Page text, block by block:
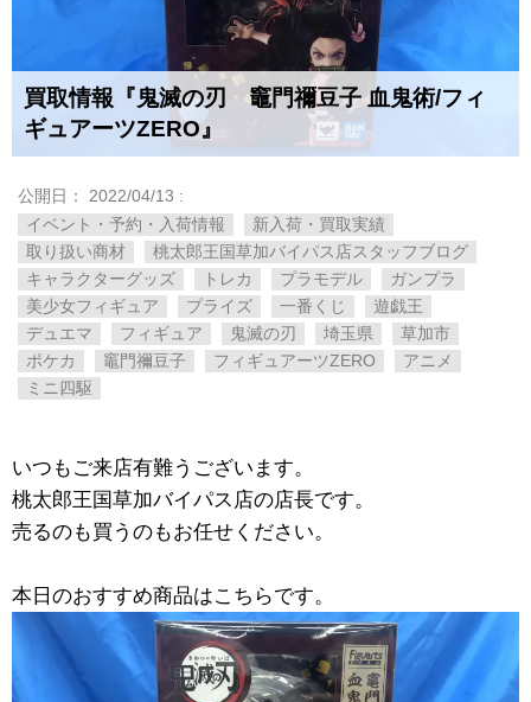
買取情報『鬼滅の刃 竈門禰豆子 ​血鬼術/フィ
ギュアーツZERO』
公開日： 2022/04/13 :
イベント・予約・入荷情報
新入荷・買取実績
取り扱い商材
桃太郎王国草加バイパス店スタッフブログ
キャラクターグッズ
トレカ プラモデル
ガンプラ
美少女フィギュア
プライズ 一番くじ
遊戯王
デュエマ
フィギュア 鬼滅の刃 埼玉県
草加市
ポケカ
竈門禰豆子 フィギュアーツZERO
アニメ
ミニ四駆
いつもご来店有難うございます。
桃太郎王国草加バイパス店の店長です。
売るのも買うのもお任せください。
本日のおすすめ商品はこちらです。